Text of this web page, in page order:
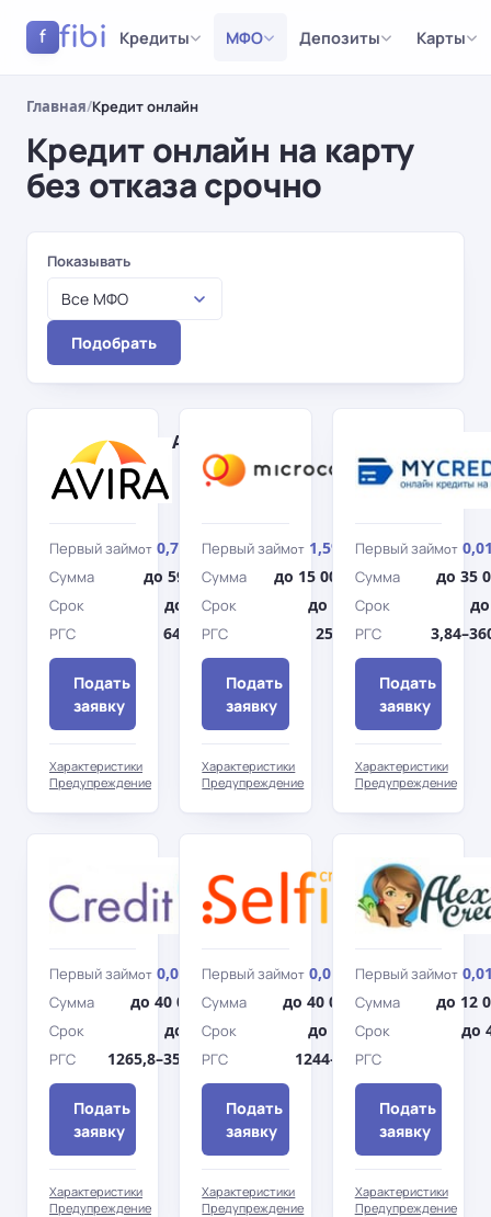
f fibi Кредиты МФО Депозиты Карты
Главная/Кредит онлайн
Кредит онлайн на карту
без отказа срочно
Показывать
Все МФО
Подобрать
AviraCredit
Первый займот 0,72% /день
Сумма до 5900 грн
Срок до 21 дн.
РГС 6465,14%
Подать
заявку
Характеристики
Предупреждение
Первый займот 1,5% /день
Сумма до 15 000 грн
Срок до 90 дн.
РГС 25 750%
Подать
заявку
Характеристики
Предупреждение
Первый займот
Сумма до 35
Срок
РГС
Подать
заявку
Характеристики
Предупреждение
Первый займот 0,01% /день
Сумма до 40 000 грн
Срок до 30 дн.
РГС 1265,8–3549,15%
Подать
заявку
Характеристики
Предупреждение
Selfie
Credit
Первый займот 0,01% /день
Сумма до 40 000 грн
Срок до 365 дн.
РГС 1244–3422%
Подать
заявку
Характеристики
Предупреждение
Первый займот
Сумма до 12
Срок до
РГС
Подать
заявку
Характеристики
Предупреждение